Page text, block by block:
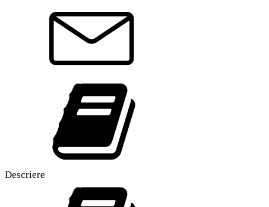
Descriere